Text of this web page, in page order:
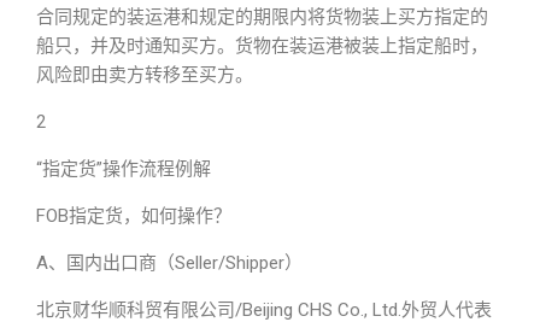
合同规定的装运港和规定的期限内将货物装上买方指定的
船只，并及时通知买方。货物在装运港被装上指定船时，
风险即由卖方转移至买方。
2
“指定货”操作流程例解
FOB指定货，如何操作？
A、国内出口商（Seller/Shipper）
北京财华顺科贸有限公司/Beijing CHS Co., Ltd.外贸人代表